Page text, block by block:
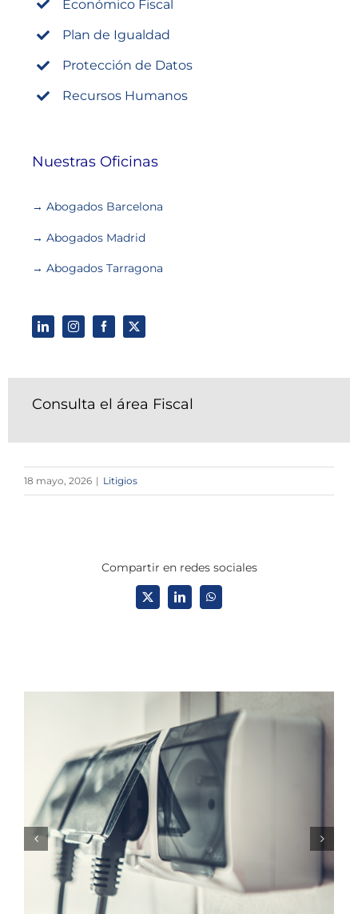
Económico Fiscal
Plan de Igualdad
Protección de Datos
Recursos Humanos
Nuestras Oficinas
→ Abogados Barcelona
→ Abogados Madrid
→ Abogados Tarragona
Consulta el área Fiscal
18 mayo, 2026 | Litigios
Compartir en redes sociales
X LinkedInWhatsApp